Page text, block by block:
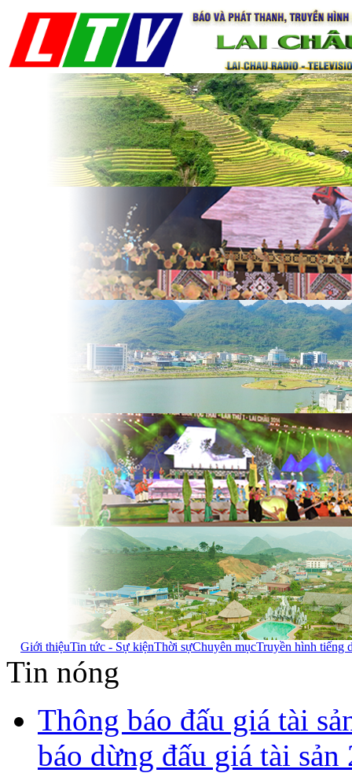
Giới thiệuTin tức - Sự kiệnThời sựChuyên mụcTruyền hình tiếng
Tin nóng
Thông báo đấu giá tài
báo dừng đấu giá tài